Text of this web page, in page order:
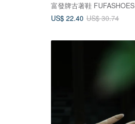
富發牌古著鞋 FUFASHOES
US$ 22.40 US$ 30.74